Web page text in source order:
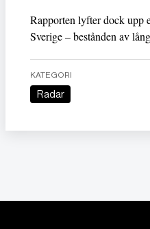
Rapporten lyfter dock upp
Sverige – bestånden av
KATEGORI
Radar